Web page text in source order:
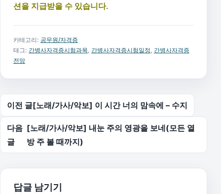
션을 지급받을 수 있습니다.
카테고리: 공무원/자격증
태그: 간병사자격증시험과목, 간병사자격증시험일정, 간병사자격증
전망
글 탐색
이전 글[노래/가사/악보] 이 시간 너의 맘속에 – 수지
다음
글
[노래/가사/악보] 내눈 주의 영광을 보네(모든 열
방 주 볼 때까지)
답글 남기기